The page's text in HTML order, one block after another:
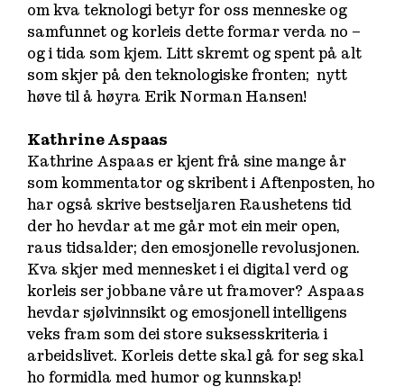
om kva teknologi betyr for oss menneske og
samfunnet og korleis dette formar verda no –
og i tida som kjem. Litt skremt og spent på alt
som skjer på den teknologiske fronten; nytt
høve til å høyra Erik Norman Hansen!
Kathrine Aspaas
Kathrine Aspaas er kjent frå sine mange år
som kommentator og skribent i Aftenposten, ho
har også skrive bestseljaren Raushetens tid
der ho hevdar at me går mot ein meir open,
raus tidsalder; den emosjonelle revolusjonen.
Kva skjer med mennesket i ei digital verd og
korleis ser jobbane våre ut framover? Aspaas
hevdar sjølvinnsikt og emosjonell intelligens
veks fram som dei store suksesskriteria i
arbeidslivet. Korleis dette skal gå for seg skal
ho formidla med humor og kunnskap!